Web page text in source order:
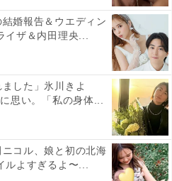
婚報告＆ウエディン
イザ＆内田理央...
ました」氷川きよ
思い。「私の身体...
ニコル、娘と初の北海
ルよすぎるよ〜...